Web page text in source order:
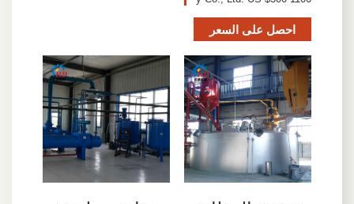
احصل على السعر